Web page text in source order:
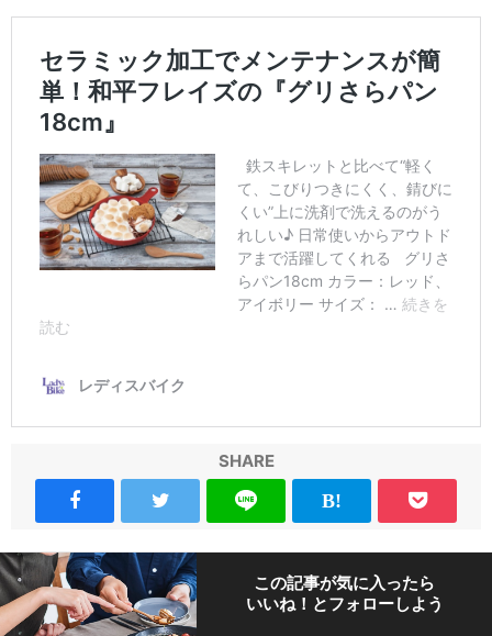
SHARE
この記事が気に入ったら
いいね！とフォローしよう